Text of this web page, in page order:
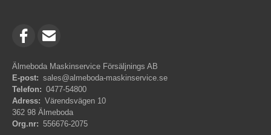
Älmeboda Maskinservice Försäljnings AB
E-post: sales@almeboda-maskinservice.se
Telefon: 0477-54800
Adress: Värendsvägen 10
362 98 Älmeboda
Org.nr: 556676-2075